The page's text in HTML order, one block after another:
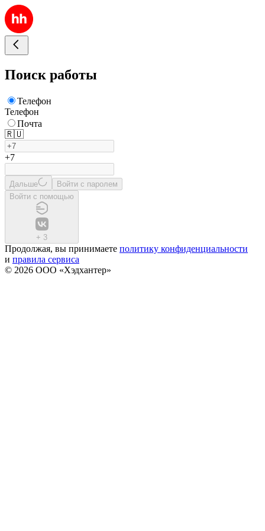
Поиск работы
Телефон
Телефон
Почта
🇷🇺
+7
Дальше
Войти с паролем
Войти с помощью
+ 3
Продолжая, вы принимаете политику конфиденциальности
и правила сервиса
© 2026 ООО «Хэдхантер»